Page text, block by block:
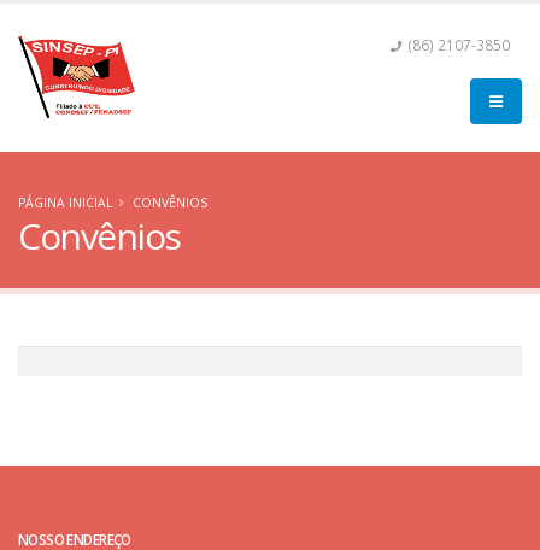
(86) 2107-3850
PÁGINA INICIAL CONVÊNIOS
Convênios
NOSSO ENDEREÇO